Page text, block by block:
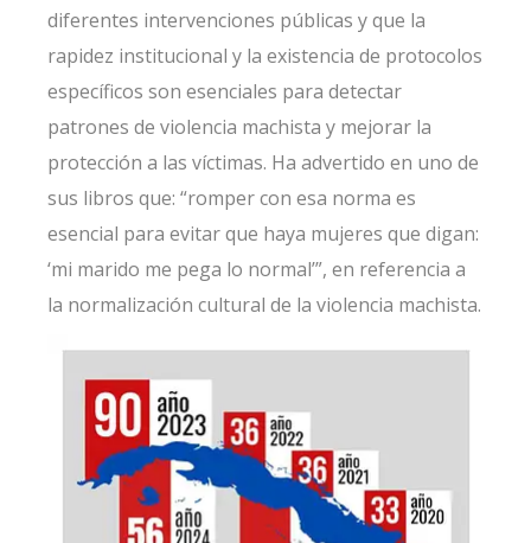
diferentes intervenciones públicas y que la
rapidez institucional y la existencia de protocolos
específicos son esenciales para detectar
patrones de violencia machista y mejorar la
protección a las víctimas. Ha advertido en uno de
sus libros que: “romper con esa norma es
esencial para evitar que haya mujeres que digan:
‘mi marido me pega lo normal’”, en referencia a
la normalización cultural de la violencia machista.